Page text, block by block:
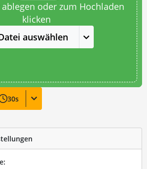
oder zum Hochladen
klicken
auswählen
30s